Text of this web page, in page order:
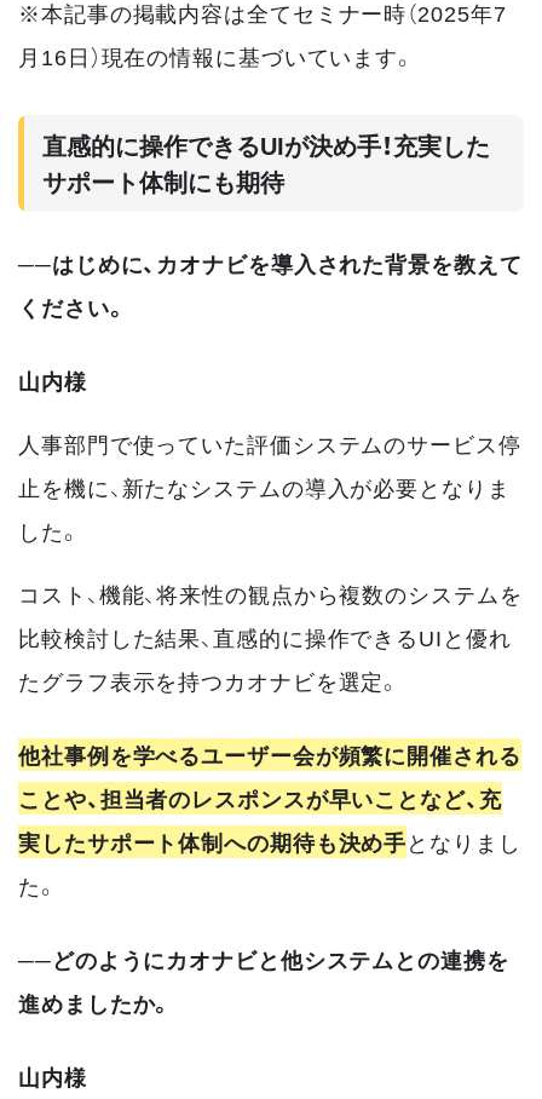
※本記事の掲載内容は全てセミナー時（2025年7
月16日）現在の情報に基づいています。
直感的に操作できるUIが決め手！充実した
サポート体制にも期待
──はじめに、カオナビを導入された背景を教えて
ください。
山内様
人事部門で使っていた評価システムのサービス停
止を機に、新たなシステムの導入が必要となりま
した。
コスト、機能、将来性の観点から複数のシステムを
比較検討した結果、直感的に操作できるUIと優れ
たグラフ表示を持つカオナビを選定。
他社事例を学べるユーザー会が頻繁に開催される
ことや、担当者のレスポンスが早いことなど、充
実したサポート体制への期待も決め手となりまし
た。
──どのようにカオナビと他システムとの連携を
進めましたか。
山内様